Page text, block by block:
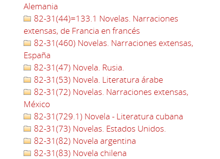
Alemania
82-31(44)=133.1 Novelas. Narraciones
extensas, de Francia en francés
82-31(460) Novelas. Narraciones extensas,
España
82-31(47) Novela. Rusia.
82-31(53) Novela. Literatura árabe
82-31(72) Novelas. Narraciones extensas,
México
82-31(729.1) Novela - Literatura cubana
82-31(73) Novelas. Estados Unidos.
82-31(82) Novela argentina
82-31(83) Novela chilena